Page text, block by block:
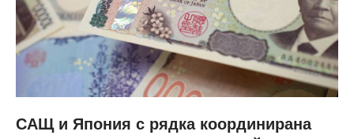
САЩ и Япония с рядка координирана